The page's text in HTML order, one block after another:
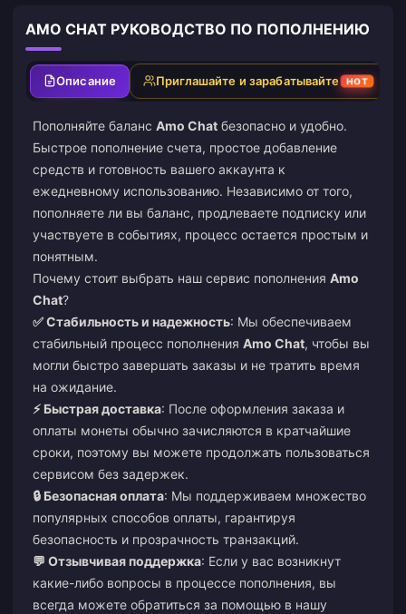
AMO CHAT РУКОВОДСТВО ПО ПОПОЛНЕНИЮ
Описание Приглашайте и зарабатывайте HOT
Пополняйте баланс Amo Chat безопасно и удобно.
Быстрое пополнение счета, простое добавление
средств и готовность вашего аккаунта к
ежедневному использованию. Независимо от того,
пополняете ли вы баланс, продлеваете подписку или
участвуете в событиях, процесс остается простым и
понятным.
Почему стоит выбрать наш сервис пополнения Amo
Chat?
✅ Стабильность и надежность: Мы обеспечиваем
стабильный процесс пополнения Amo Chat, чтобы вы
могли быстро завершать заказы и не тратить время
на ожидание.
⚡ Быстрая доставка: После оформления заказа и
оплаты монеты обычно зачисляются в кратчайшие
сроки, поэтому вы можете продолжать пользоваться
сервисом без задержек.
🔒 Безопасная оплата: Мы поддерживаем множество
популярных способов оплаты, гарантируя
безопасность и прозрачность транзакций.
💬 Отзывчивая поддержка: Если у вас возникнут
какие-либо вопросы в процессе пополнения, вы
всегда можете обратиться за помощью в нашу